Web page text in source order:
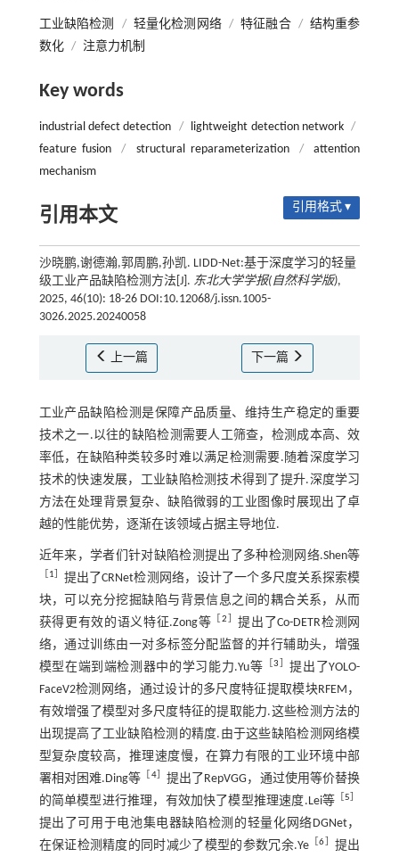
工业缺陷检测 / 轻量化检测网络 / 特征融合 / 结构重参
数化 / 注意力机制
Key words
industrial defect detection / lightweight detection network /
feature fusion
/ structural reparameterization /
attention
mechanism
引用本文 引用格式 ▾
沙晓鹏,谢德瀚,郭周鹏,孙凯. LIDD-Net:基于深度学习的轻量
级工业产品缺陷检测方法[J]. 东北大学学报(自然科学版),
2025, 46(10): 18-26 DOI:10.12068/j.issn.1005-
3026.2025.20240058
上一篇 下一篇
工业产品缺陷检测是保障产品质量、维持生产稳定的重要
技术之一.以往的缺陷检测需要人工筛查，检测成本高、效
率低，在缺陷种类较多时难以满足检测需要.随着深度学习
技术的快速发展，工业缺陷检测技术得到了提升.深度学习
方法在处理背景复杂、缺陷微弱的工业图像时展现出了卓
越的性能优势，逐渐在该领域占据主导地位.
近年来，学者们针对缺陷检测提出了多种检测网络.Shen等
1
提出了CRNet检测网络，设计了一个多尺度关系探索模
块，可以充分挖掘缺陷与背景信息之间的耦合关系，从而
获得更有效的语义特征.Zong等 ［2 ］提出了Co-DETR检测网
络，通过训练由一对多标签分配监督的并行辅助头，增强
模型在端到端检测器中的学习能力.Yu等 ［3 ］提出了YOLO-
FaceV2检测网络，通过设计的多尺度特征提取模块RFEM，
有效增强了模型对多尺度特征的提取能力.这些检测方法的
出现提高了工业缺陷检测的精度.由于这些缺陷检测网络模
型复杂度较高，推理速度慢，在算力有限的工业环境中部
署相对困难.Ding等
4］ 提出了RepVGG，通过使用等价替换
的简单模型进行推理，有效加快了模型推理速度.Lei等 ［5
提出了可用于电池集电器缺陷检测的轻量化网络DGNet，
在保证检测精度的同时减少了模型的参数冗余.Ye ［6 ］提出